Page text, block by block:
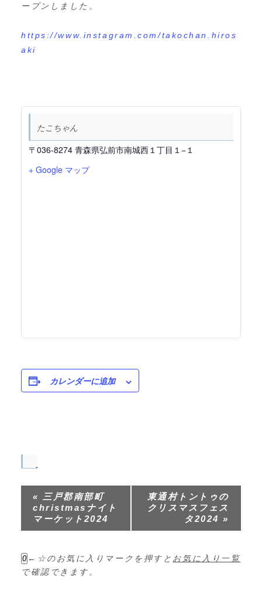
ープンしました。
https://www.instagram.com/takochan.hiros
aki
たこちゃん
〒036-8274 青森県弘前市南城西１丁目１−１
+ Google マップ
カレンダーに追加
イ
ベ
ン
ト
ゲ
« 三戸郡南部町
christmasナイト
マーケット2024
東通村トントゥの
クリスマスフェス
タ2024»
0 ←☆のお気に入りマークを押すと お気に入り一覧
で確認できます。